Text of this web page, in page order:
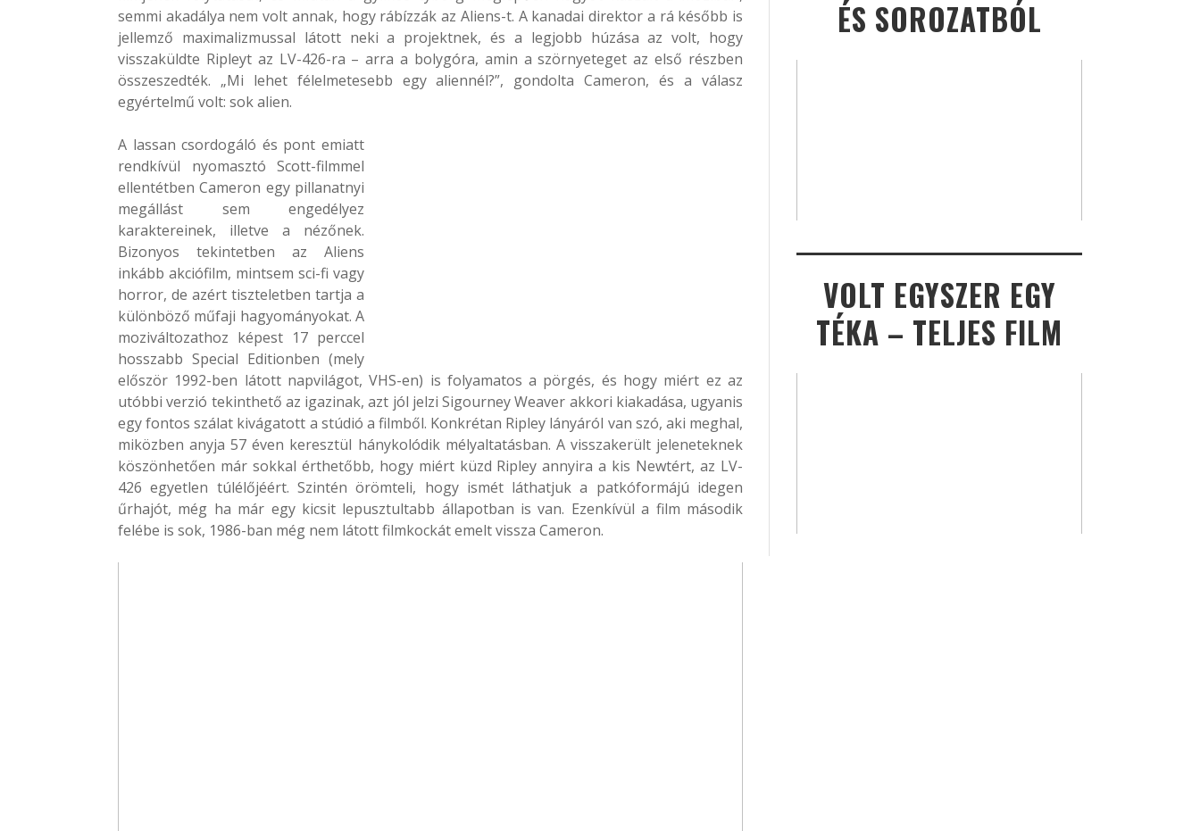
semmi akadálya nem volt annak, hogy rábízzák az Aliens-t. A kanadai direktor a rá később is
jellemző maximalizmussal látott neki a projektnek, és a legjobb húzása az volt, hogy
visszaküldte Ripleyt az LV-426-ra – arra a bolygóra, amin a szörnyeteget az első részben
összeszedték. „Mi lehet félelmetesebb egy aliennél?”, gondolta Cameron, és a válasz
egyértelmű volt: sok alien.
A lassan csordogáló és pont emiatt
rendkívül nyomasztó Scott-filmmel
ellentétben Cameron egy pillanatnyi
megállást sem engedélyez
karaktereinek, illetve a nézőnek.
Bizonyos tekintetben az Aliens
inkább akciófilm, mintsem sci-fi vagy
horror, de azért tiszteletben tartja a
különböző műfaji hagyományokat. A
moziváltozathoz képest 17 perccel
hosszabb Special Editionben (mely
először 1992-ben látott napvilágot, VHS-en) is folyamatos a pörgés, és hogy miért ez az
utóbbi verzió tekinthető az igazinak, azt jól jelzi Sigourney Weaver akkori kiakadása, ugyanis
egy fontos szálat kivágatott a stúdió a filmből. Konkrétan Ripley lányáról van szó, aki meghal,
miközben anyja 57 éven keresztül hánykolódik mélyaltatásban. A visszakerült jeleneteknek
köszönhetően már sokkal érthetőbb, hogy miért küzd Ripley annyira a kis Newtért, az LV-
426 egyetlen túlélőjéért. Szintén örömteli, hogy ismét láthatjuk a patkóformájú idegen
űrhajót, még ha már egy kicsit lepusztultabb állapotban is van. Ezenkívül a film második
felébe is sok, 1986-ban még nem látott filmkockát emelt vissza Cameron.
ÉS SOROZATBÓL
VOLT EGYSZER EGY
TÉKA – TELJES FILM